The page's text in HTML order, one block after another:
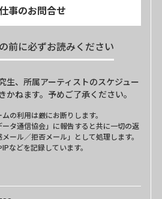
事のお問合せ
前に必ずお読みください
生、所属アーティストのスケジュー
かねます。予めご了承ください。
の利用は厳にお断りします。
タ通信協会」に報告すると共に一切の返
ール／拒否メール」として処理します。
などを記録しています。